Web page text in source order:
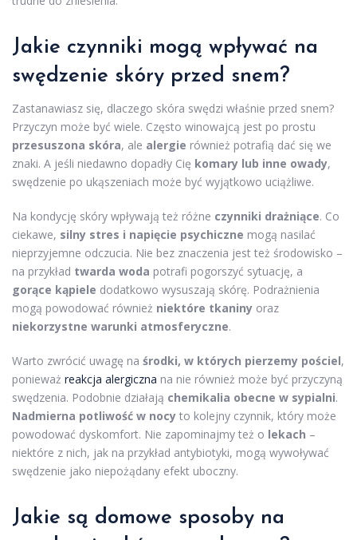
Jakie czynniki mogą wpływać na
swędzenie skóry przed snem?
Zastanawiasz się, dlaczego skóra swędzi właśnie przed snem?
Przyczyn może być wiele. Często winowajcą jest po prostu
przesuszona skóra, ale alergie również potrafią dać się we
znaki. A jeśli niedawno dopadły Cię komary lub inne owady,
swędzenie po ukąszeniach może być wyjątkowo uciążliwe.
Na kondycję skóry wpływają też różne czynniki drażniące. Co
ciekawe, silny stres i napięcie psychiczne mogą nasilać
nieprzyjemne odczucia. Nie bez znaczenia jest też środowisko –
na przykład twarda woda potrafi pogorszyć sytuację, a
gorące kąpiele dodatkowo wysuszają skórę. Podrażnienia
mogą powodować również niektóre tkaniny oraz
niekorzystne warunki atmosferyczne.
Warto zwrócić uwagę na środki, w których pierzemy pościel,
ponieważ reakcja alergiczna na nie również może być przyczyną
swędzenia. Podobnie działają chemikalia obecne w sypialni.
Nadmierna potliwość w nocy to kolejny czynnik, który może
powodować dyskomfort. Nie zapominajmy też o lekach –
niektóre z nich, jak na przykład antybiotyki, mogą wywoływać
swędzenie jako niepożądany efekt uboczny.
Jakie są domowe sposoby na